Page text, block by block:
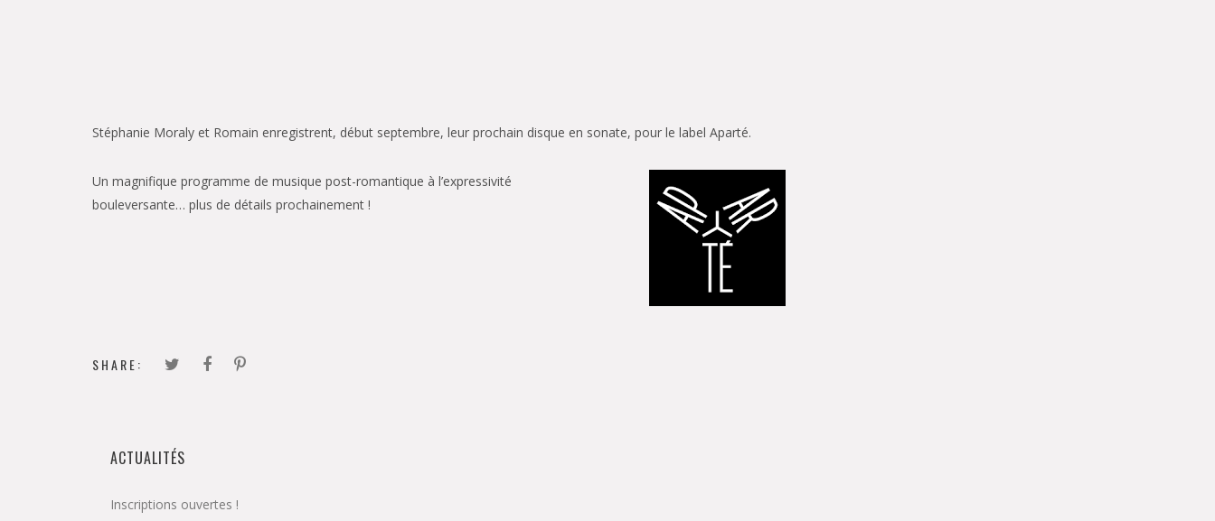
Stéphanie Moraly et Romain enregistrent, début septembre, leur prochain disque en sonate, pour le label Aparté.
Un magnifique programme de musique post-romantique à l’expressivité
bouleversante… plus de détails prochainement !
SHARE:
ACTUALITÉS
Inscriptions ouvertes !